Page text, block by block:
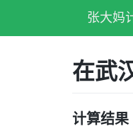
张大妈
在武
计算结果